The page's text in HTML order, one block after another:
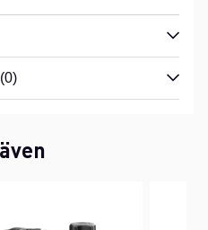
0 AV 5 ANTAL BETYG 0
(0)